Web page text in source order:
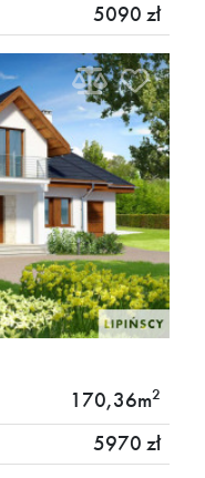
5090 zł
170,36m2
5970 zł